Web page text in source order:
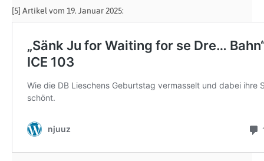
[5] Artikel vom 19. Januar 2025: